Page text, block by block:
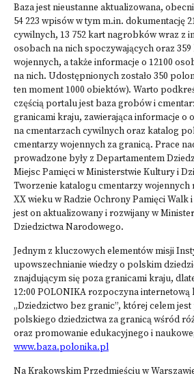
Baza jest nieustanne aktualizowana,
54 223 wpisów w tym m.in. dokumentację
cywilnych, 13 752 kart nagrobków wraz z
osobach na nich spoczywających oraz
wojennych, a także informacje o 12100
na nich. Udostępnionych zostało 350
ten moment 1000 obiektów). Warto
częścią portalu jest baza grobów i
granicami kraju, zawierająca informacje o
na cmentarzach cywilnych oraz katalog
cmentarzy wojennych za granicą. Prace
prowadzone były z Departamentem
Miejsc Pamięci w Ministerstwie Kultury i
Tworzenie katalogu cmentarzy wojennych
XX wieku w Radzie Ochrony Pamięci Walk
jest on aktualizowany i rozwijany w
Dziedzictwa Narodowego.
Jednym z kluczowych elementów misji
upowszechnianie wiedzy o polskim
znajdującym się poza granicami kraju,
12:00 POLONIKA rozpoczyna
„Dziedzictwo bez granic”, której celem
polskiego dziedzictwa za granicą wśród
oraz promowanie edukacyjnego i
www.baza.polonika.pl
Na Krakowskim Przedmieściu w